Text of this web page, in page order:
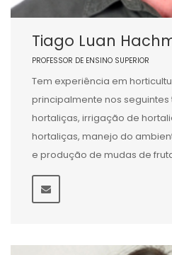
Tiago Luan
PROFESSOR DE ENSINO SUPERIOR
Tem experiência em
principalmente nos
hortaliças, irrigação de
hortaliças, manejo do
e produção de mudas de